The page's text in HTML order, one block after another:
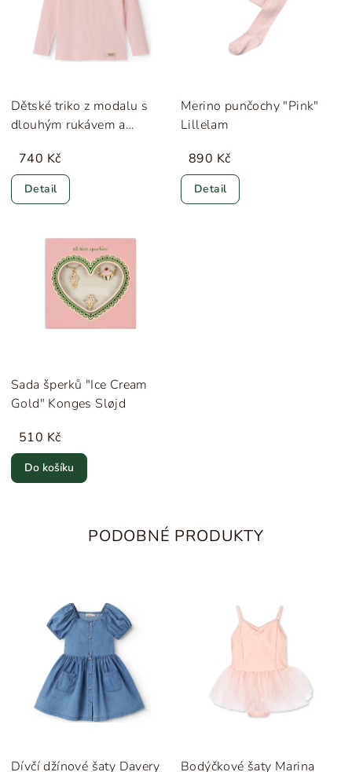
Dětské triko z modalu s
dlouhým rukávem a
MarMar
740 Kč
Detail
Merino punčochy "Pink"
Lillelam
890 Kč
Detail
Sada šperků "Ice Cream
Gold" Konges Sløjd
510 Kč
Do košíku
PODOBNÉ PRODUKTY
Dívčí džínové šaty Davery Bodýčkové šaty Marina